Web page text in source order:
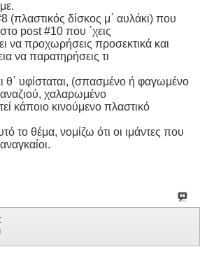
(πλαστικός δίσκος μ΄ αυλάκι) που
post #10 που ΄χεις
να προχωρήσεις προσεκτικά και
να παρατηρήσεις τι
θ΄ υφίσταται, (σπασμένο ή φαγωμένο
χαλαρωμένο
κάποιο κινούμενο πλαστικό
το θέμα, νομίζω ότι οι ιμάντες που